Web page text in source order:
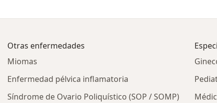
Otras enfermedades
Miomas
Enfermedad pélvica inflamatoria
Síndrome de Ovario Poliquístico (SOP / SOMP)